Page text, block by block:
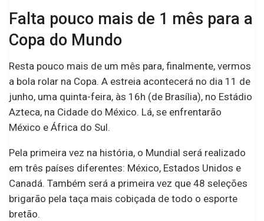
Falta pouco mais de 1 mês para a
Copa do Mundo
Resta pouco mais de um mês para, finalmente, vermos
a bola rolar na Copa. A estreia acontecerá no dia 11 de
junho, uma quinta-feira, às 16h (de Brasília), no Estádio
Azteca, na Cidade do México. Lá, se enfrentarão
México e África do Sul.
Pela primeira vez na história, o Mundial será realizado
em três países diferentes: México, Estados Unidos e
Canadá. Também será a primeira vez que 48 seleções
brigarão pela taça mais cobiçada de todo o esporte
bretão.